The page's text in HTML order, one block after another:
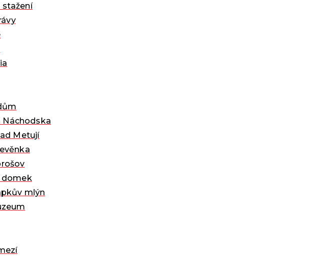
stažení
Náchodska
Metují
domek
mlýn